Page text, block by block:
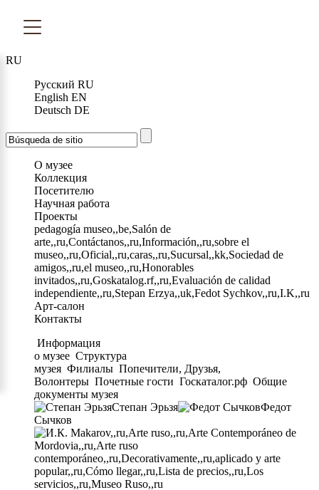
RU
Русский RU
English EN
Deutsch DE
О музее
Коллекция
Посетителю
Научная работа
Проекты
pedagogía museo,,be,Salón de
arte,,ru,Contáctanos,,ru,Información,,ru,sobre el
museo,,ru,Oficial,,ru,caras,,ru,Sucursal,,kk,Sociedad de
amigos,,ru,el museo,,ru,Honorables
invitados,,ru,Goskatalog.rf,,ru,Evaluación de calidad
independiente,,ru,Stepan Erzya,,uk,Fedot Sychkov,,ru,I.K,,ru
Арт-салон
Контакты
Информация
о музее Структура
музея Филиалы Попечители, Друзья,
Волонтеры Почетные гости Госкаталог.рф Общие
документы музея
Степан Эрьзя
Федот
Сычков